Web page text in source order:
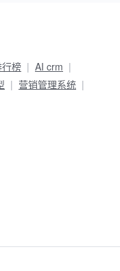
榜
AI crm
营销管理系统